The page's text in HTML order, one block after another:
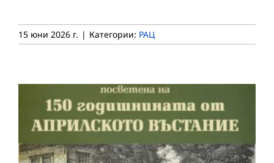
15 юни 2026 г. | Категории: РАЦ